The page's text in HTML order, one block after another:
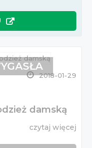
2018-01-29
damską
czytaj więcej